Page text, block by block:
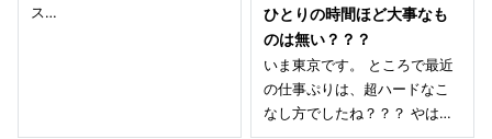
ス…
ひとりの時間ほど大事なも
のは無い？？？
いま東京です。 ところで最近
の仕事ぷりは、超ハードなこ
なし方でしたね？？？ やは…